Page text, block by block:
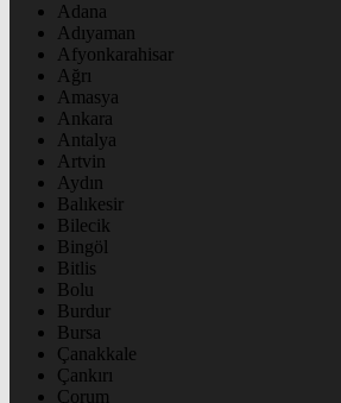
Adana
Adıyaman
Afyonkarahisar
Ağrı
Amasya
Ankara
Antalya
Artvin
Aydın
Balıkesir
Bilecik
Bingöl
Bitlis
Bolu
Burdur
Bursa
Çanakkale
Çankırı
Çorum